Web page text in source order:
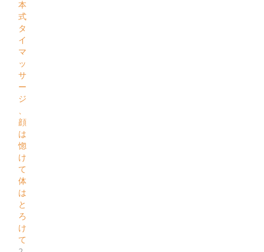
本
式
タ
イ
マ
ッ
サ
ー
ジ
、
顔
は
惚
け
て
体
は
と
ろ
け
て